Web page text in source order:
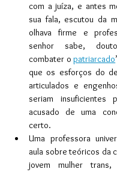
com a juíza, e antes
sua fala, escutou da
olhava firme e
senhor sabe,
combater o patriarcado
que os esforços do
articulados e
seriam insuficientes
acusado de uma
certo.
Uma professora
aula sobre teóricos da
jovem mulher trans,